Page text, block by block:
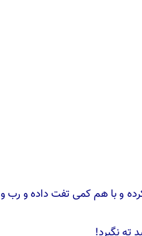
و با هم کمی تفت داده و رب و